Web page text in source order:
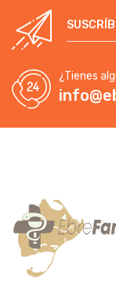
¿Tienes